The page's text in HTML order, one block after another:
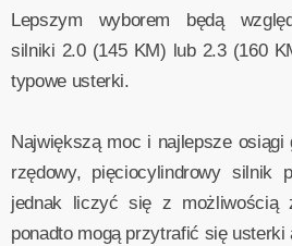
Lepszym wyborem będą
silniki 2.0 (145 KM) lub 2.3 (160
typowe usterki.
Największą moc i najlepsze osiągi
rzędowy, pięciocylindrowy silnik
jednak liczyć się z możliwością
ponadto mogą przytrafić się usterki